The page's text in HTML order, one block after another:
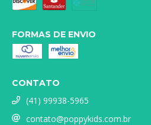
FORMAS DE ENVIO
CONTATO
(41) 99938-5965
contato@poppykids.com.br